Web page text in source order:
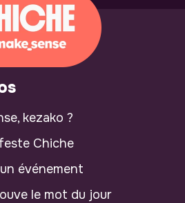
kezako ?
Chiche
événement
le mot du jour